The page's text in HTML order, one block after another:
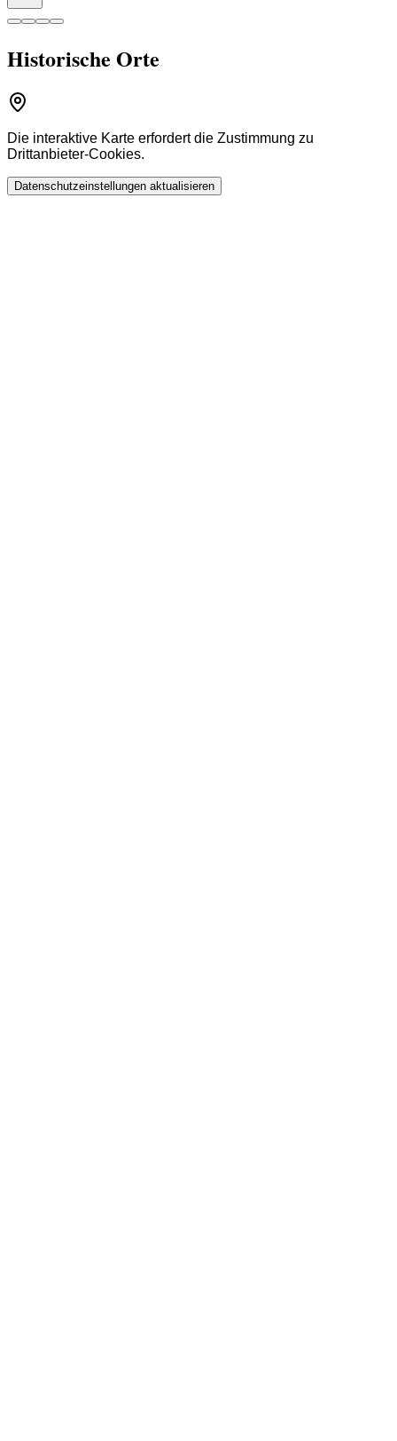
Historische Orte
Die interaktive Karte erfordert die Zustimmung zu
Drittanbieter-Cookies.
Datenschutzeinstellungen aktualisieren